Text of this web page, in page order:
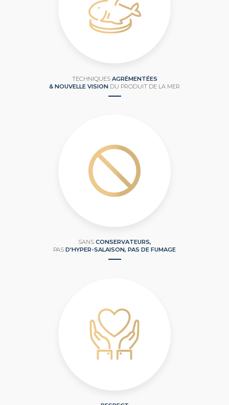
TECHNIQUES AGRÉMENTÉES
& NOUVELLE VISION DU PRODUIT DE LA MER
SANS CONSERVATEURS,
PAS D'HYPER-SALAISON, PAS DE FUMAGE